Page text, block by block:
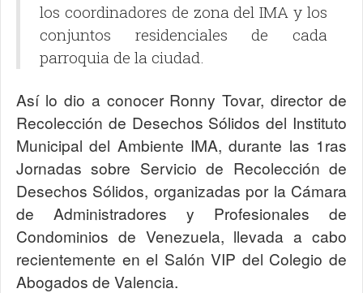
los coordinadores de zona del IMA y los
conjuntos residenciales de cada
parroquia de la ciudad.
Así lo dio a conocer Ronny Tovar, director de
Recolección de Desechos Sólidos del Instituto
Municipal del Ambiente IMA, durante las 1ras
Jornadas sobre Servicio de Recolección de
Desechos Sólidos, organizadas por la Cámara
de Administradores y Profesionales de
Condominios de Venezuela, llevada a cabo
recientemente en el Salón VIP del Colegio de
Abogados de Valencia.